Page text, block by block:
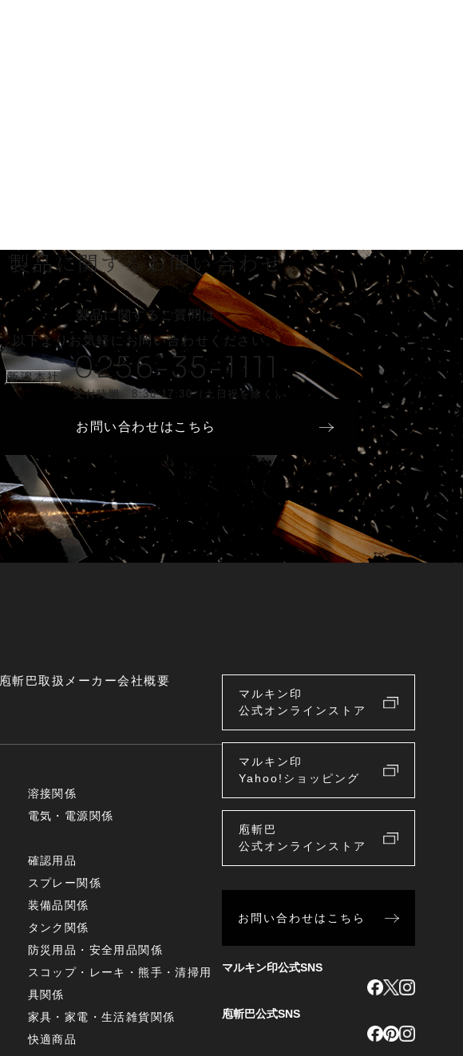
製品に関するお問い合わせ
製品に関するご質問は
以下よりお気軽に
お問い合わせください。
新潟本社 0256-35-1111
受付時間 8:30-17:30（土日祝を除く）
お問い合わせはこちら
庖斬巴取扱メーカー会社概要
溶接関係
電気・電源関係
確認用品
スプレー関係
装備品関係
タンク関係
防災用品・安全用品関係
スコップ・レーキ・熊手・清掃用
具関係
家具・家電・生活雑貨関係
快適商品
マルキン印
公式オンラインストア
マルキン印
Yahoo!ショッピング
庖斬巴
公式オンラインストア
お問い合わせはこちら
マルキン印公式SNS
庖斬巴公式SNS